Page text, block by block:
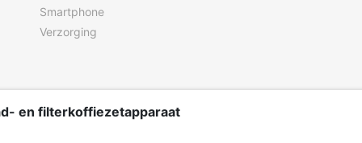
1450 W
400 mm
Smartphone
Verzorging
en filterkoffiezetapparaat